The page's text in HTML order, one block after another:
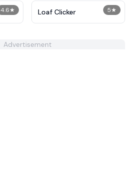
4.6★ 5★
Loaf Clicker
Advertisement